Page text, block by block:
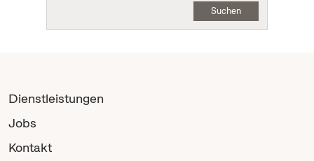
Suchen
Dienstleistungen
Jobs
Kontakt